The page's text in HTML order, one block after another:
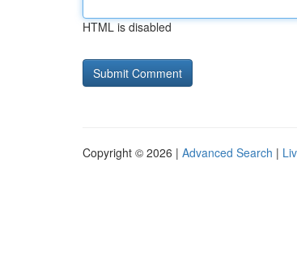
HTML is disabled
Copyright © 2026 | Advanced Search |